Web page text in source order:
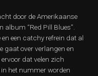
door de Amerikaanse
“Red Pill Blues”.
een catchy refrein dat al
gaat over verlangen en
dat velen zich
het nummer worden